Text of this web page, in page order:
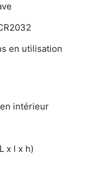
en utilisation
intérieur
x l x h)